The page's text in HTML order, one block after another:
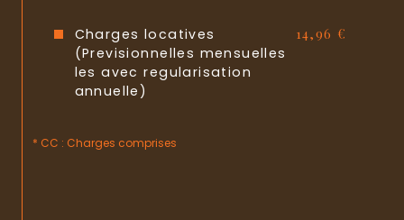
Charges locatives
(Previsionnelles mensuelles
les avec regularisation
annuelle)
14,96 €
* CC : Charges comprises